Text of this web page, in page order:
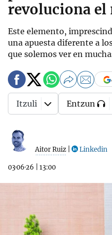
revoluciona el
Este elemento,
una apuesta diferente a
que solemos ver en
Aitor Ruiz Linkedin
03·06·26 13:00
Itzuli Entzun